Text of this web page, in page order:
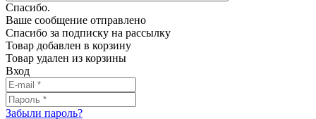
Спасибо.
Ваше сообщение отправлено
Спасибо за подписку на рассылку
Товар добавлен в корзину
Товар удален из корзины
Вход
Забыли пароль?